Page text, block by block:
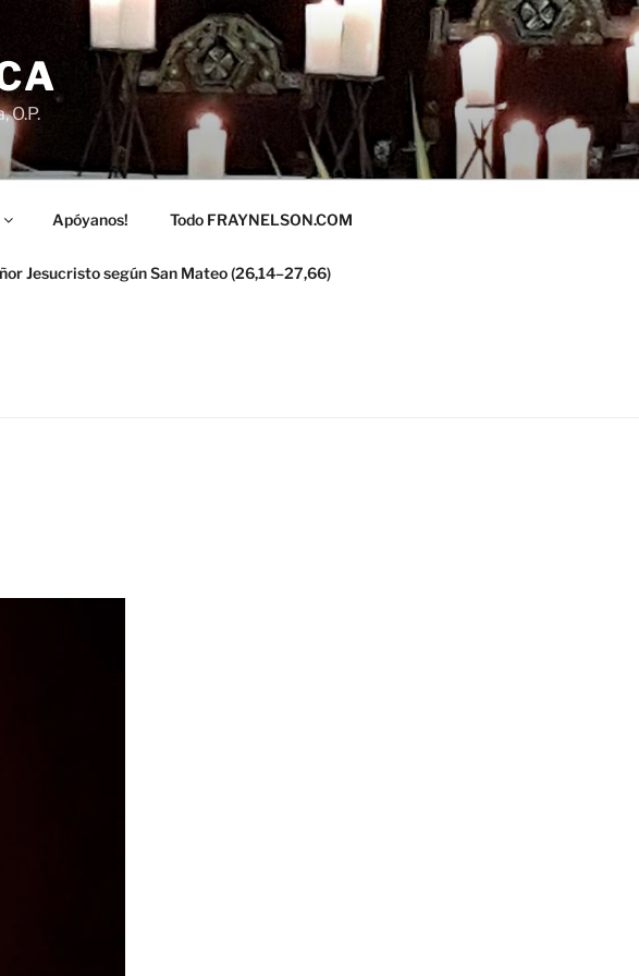
O.P.
Apóyanos! Todo FRAYNELSON.COM
Jesucristo según San Mateo (26,14–27,66)